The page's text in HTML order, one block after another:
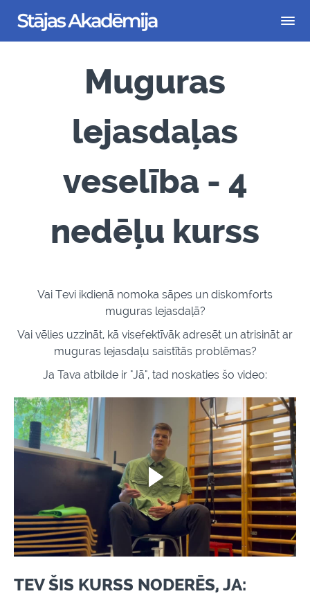
Muguras
lejasdaļas
veselība - 4
nedēļu kurss
Vai Tevi ikdienā nomoka sāpes un diskomforts
muguras lejasdaļā?
Vai vēlies uzzināt, kā visefektīvāk adresēt un atrisināt ar
muguras lejasdaļu saistītās problēmas?
Ja Tava atbilde ir "Jā", tad noskaties šo video:
TEV ŠIS KURSS NODERĒS, JA: